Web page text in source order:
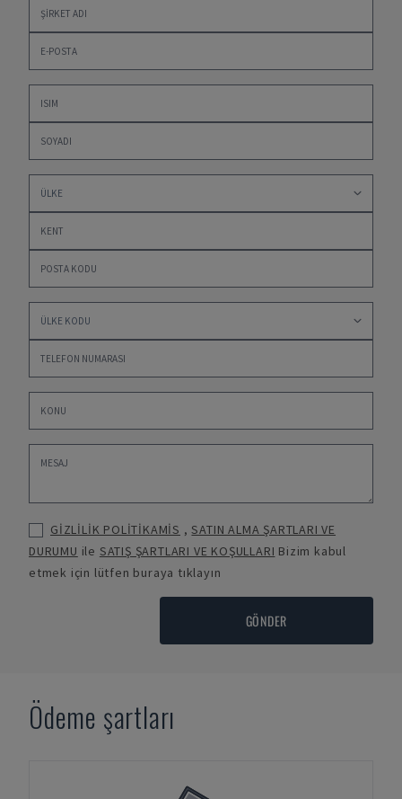
GİZLİLİK POLİTİKAMİS ,SATIN ALMA ŞARTLARI VE
DURUMU ile SATIŞ ŞARTLARI VE KOŞULLARI Bizim kabul
etmek için lütfen buraya tıklayın
GÖNDER
Ödeme şartları